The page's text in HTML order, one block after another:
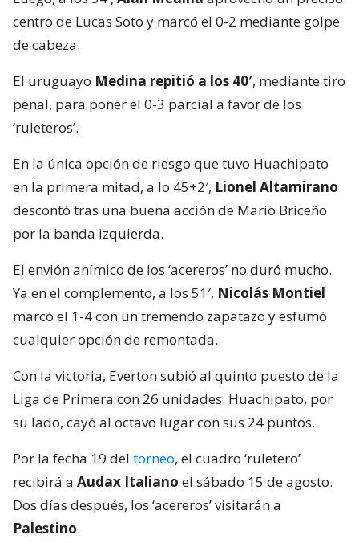
centro de Lucas Soto y marcó el 0-2 mediante golpe
de cabeza.
El uruguayo Medina repitió a los 40′, mediante tiro
penal, para poner el 0-3 parcial a favor de los
‘ruleteros’.
En la única opción de riesgo que tuvo Huachipato
en la primera mitad, a lo 45+2′, Lionel Altamirano
descontó tras una buena acción de Mario Briceño
por la banda izquierda.
El envión anímico de los ‘acereros’ no duró mucho.
Ya en el complemento, a los 51′, Nicolás Montiel
marcó el 1-4 con un tremendo zapatazo y esfumó
cualquier opción de remontada.
Con la victoria, Everton subió al quinto puesto de la
Liga de Primera con 26 unidades. Huachipato, por
su lado, cayó al octavo lugar con sus 24 puntos.
Por la fecha 19 del torneo, el cuadro ‘ruletero’
recibirá a Audax Italiano el sábado 15 de agosto.
Dos días después, los ‘acereros’ visitarán a
Palestino.